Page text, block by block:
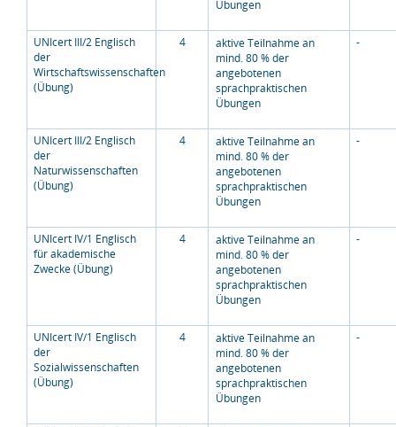
Übungen
UNIcert III/2 Englisch
der
Wirtschaftswissenschaften
(Übung)
4
aktive Teilnahme an
mind. 80 % der
angebotenen
sprachpraktischen
Übungen
-
UNIcert III/2 Englisch
der
Naturwissenschaften
(Übung)
4
aktive Teilnahme an
mind. 80 % der
angebotenen
sprachpraktischen
Übungen
-
UNIcert IV/1 Englisch
für akademische
Zwecke (Übung)
4
aktive Teilnahme an
mind. 80 % der
angebotenen
sprachpraktischen
Übungen
-
UNIcert IV/1 Englisch
der
Sozialwissenschaften
(Übung)
4
aktive Teilnahme an
mind. 80 % der
angebotenen
sprachpraktischen
Übungen
-